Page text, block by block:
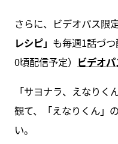
さらに、ビデオパス限
レシピ」 も毎週1話づ
0頃配信予定） ビデオ
「サヨナラ、えなり
観て、「えなりくん」
い。